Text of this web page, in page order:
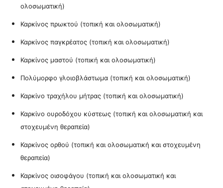
ολοσωματική)
Καρκίνος πρωκτού (τοπική και ολοσωματική)
Καρκίνος παγκρέατος (τοπική και ολοσωματική)
Καρκίνος μαστού (τοπική και ολοσωματική)
Πολύμορφο γλοιοβλάστωμα (τοπική και ολοσωματική)
Καρκίνο τραχήλου μήτρας (τοπική και ολοσωματική)
Καρκίνο ουροδόχου κύστεως (τοπική και ολοσωματική και
στοχευμένη θεραπεία)
Καρκίνος ορθού (τοπική και ολοσωματική και στοχευμένη
θεραπεία)
Καρκίνος οισοφάγου (τοπική και ολοσωματική και